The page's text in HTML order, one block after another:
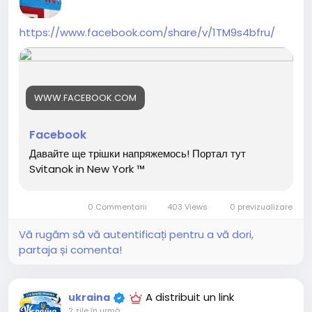
ЗАРЕЄСТРУЙТЕСЬ ТА ОТРИМАЙТЕ БОНУС - 50 ГРН
Реструируйтесь, чтобы отримати внизу на свое замовл
#СтвориСвійДизайн #ПатриотичныйОдяг #Українськи
йБренд #ПринтНаЗамовлення #ШопингОнлайн #Друк
НаОдязи #УкраїнськийШопинг #СвійДизайн #ЗамовОн
https://www.facebook.com/share/v/1TM9s4bfru/
WWW.FACEBOOK.COM
Facebook
Давайте ще трішки напряжемось! Портал тут
Svitanok in New York ™
0 Commentarii 403 Views 0 previzualizare
Vă rugăm să vă autentificați pentru a vă dori,
partaja și comenta!
ukraina A distribuit un link